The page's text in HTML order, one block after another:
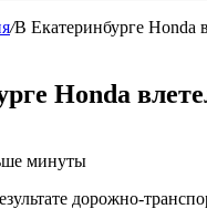
/В Екатеринбурге Honda
Honda
минуты
дорожно-